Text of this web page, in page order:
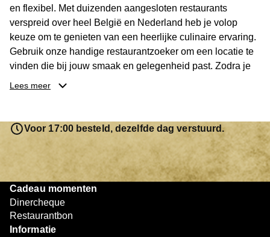
en flexibel. Met duizenden aangesloten restaurants
verspreid over heel België en Nederland heb je volop
keuze om te genieten van een heerlijke culinaire ervaring.
Gebruik onze handige restaurantzoeker om een locatie te
vinden die bij jouw smaak en gelegenheid past. Zodra je
je keuze hebt gemaakt, kun je eenvoudig reserveren en na
resterende bedrag blijft gewoon op de bon staan en kan
later worden gebruikt. Zo geniet je keer op keer van
bijzondere eetmomenten.
Lees meer
Voor 17:00 besteld, dezelfde dag verstuurd.
Cadeau momenten
Dinercheque
Restaurantbon
Informatie